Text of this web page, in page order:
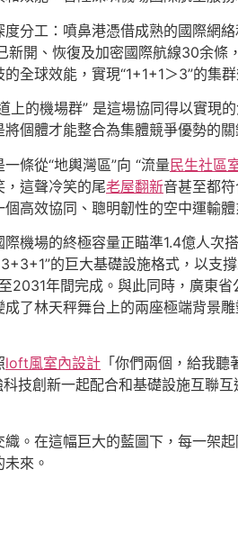
分工：噴鼻港憑借成熟的國際網
開、恢復及加密國際航線30余
的全球效能，實現“1+1+1＞3”的集群
上的機場群” 是這場協同得以實
個體才能整合為集體競爭優勢的關
條從“地輿灣區”向 “流量民生社區
，這聲冷笑的尾老屋翻新音甚至都
高效協同、聰明韌性的空中運輸體
機場的終極容量正瞄準1.4億人次
的巨大基礎設施格式，以支
2031年間完成。與此同時，廣東
成了林天秤舞台上的兩座極端背景
loft風室內設計 「你們兩個，給我
技創新一起配合和基礎設施互聯
。在這幅巨大的藍圖下，每一架
來。